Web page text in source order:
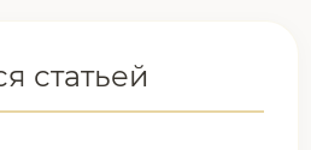
статьей